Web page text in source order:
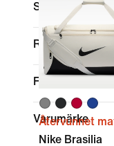
Shoppa efter
Rea och
Färg
Varumärke
Återvunnet
Nike Brasilia